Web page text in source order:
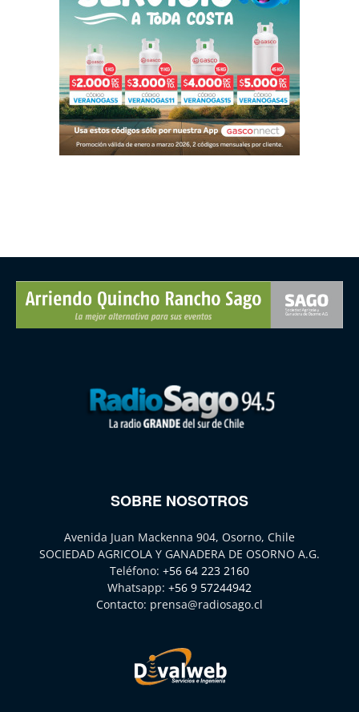
SOBRE NOSOTROS
Avenida Juan Mackenna 904, Osorno, Chile
SOCIEDAD AGRICOLA Y GANADERA DE OSORNO A.G.
Teléfono: +56 64 223 2160
Whatsapp: +56 9 57244942
Contacto: prensa@radiosago.cl